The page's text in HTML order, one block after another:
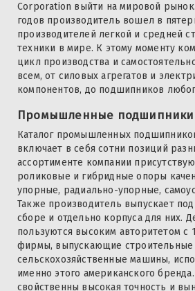
Corporation выйти на мировой
годов производитель вошел в
производителей легкой и средней
техники в мире. К этому моменту
цикл производства и
всем, от силовых агрегатов и
компонентов, до подшипников
Промышленные подшипники
Каталог промышленных
включает в себя сотни позиций
ассортименте компании
роликовые и гибридные опоры
упорные, радиально-упорные,
Также производитель выпускает
сборе и отдельно корпуса для них.
пользуются высоким авторитетом с
фирмы, выпускающие строительные
сельскохозяйственные машины,
именно этого американского
свойственны высокая точность и